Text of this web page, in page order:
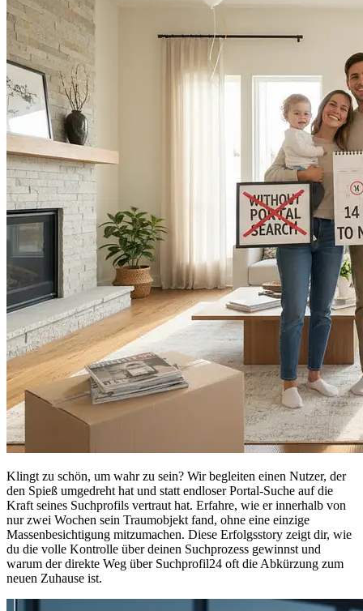
Klingt zu schön, um wahr zu sein? Wir begleiten einen Nutzer, der
den Spieß umgedreht hat und statt endloser Portal-Suche auf die
Kraft seines Suchprofils vertraut hat. Erfahre, wie er innerhalb von
nur zwei Wochen sein Traumobjekt fand, ohne eine einzige
Massenbesichtigung mitzumachen. Diese Erfolgsstory zeigt dir, wie
du die volle Kontrolle über deinen Suchprozess gewinnst und
warum der direkte Weg über Suchprofil24 oft die Abkürzung zum
neuen Zuhause ist.